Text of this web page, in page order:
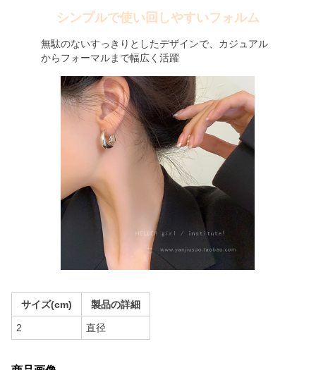
シンプルで使い回しやすいフォルム
無駄のないすっきりとしたデザインで、カジュアル
からフォーマルまで幅広く活躍
サイズ(cm) 製品の詳細
2 直径